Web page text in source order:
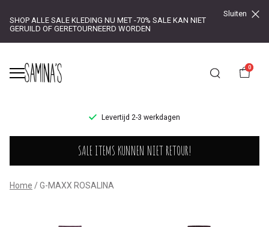
SHOP ALLE SALE KLEDING NU MET -70% SALE KAN NIET
GERUILD OF GERETOURNEERD WORDEN
Sluiten
0
Levertijd 2-3 werkdagen
G-
MAXX
ROSALINA
SALE ITEMS KUNNEN NIET RETOUR!
Home G-MAXX ROSALINA